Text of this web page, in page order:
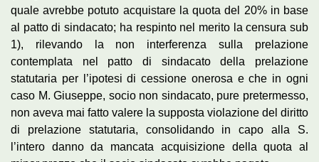
quale avrebbe potuto acquistare la quota del 20% in base
al patto di sindacato; ha respinto nel merito la censura sub
1), rilevando la non interferenza sulla prelazione
contemplata nel patto di sindacato della prelazione
statutaria per l’ipotesi di cessione onerosa e che in ogni
caso M. Giuseppe, socio non sindacato, pure pretermesso,
non aveva mai fatto valere la supposta violazione del diritto
di prelazione statutaria, consolidando in capo alla S.
l’intero danno da mancata acquisizione della quota al